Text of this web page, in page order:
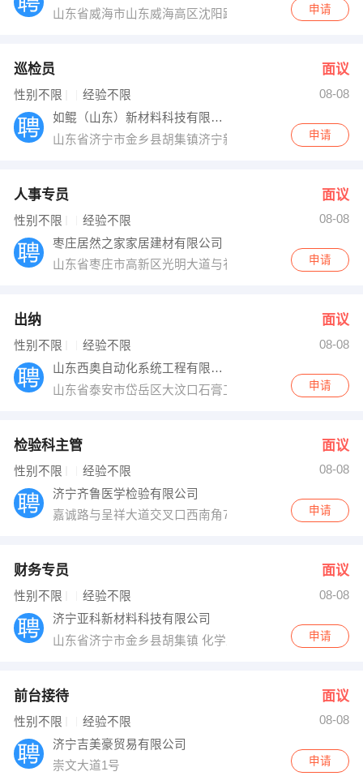
山东省威海市山东威海高区沈阳路108＃创业大厦1102室
申请
巡检员 面议
性别不限 经验不限
08-08
如鲲（山东）新材料科技有限公司
山东省济宁市金乡县胡集镇济宁新材料产业园
申请
人事专员 面议
性别不限 经验不限
08-08
枣庄居然之家家居建材有限公司
山东省枣庄市高新区光明大道与祁连山路交界处申请
出纳 面议
性别不限 经验不限
08-08
山东西奥自动化系统工程有限公司
山东省泰安市岱岳区大汶口石膏工业园南留大街申请
检验科主管 面议
性别不限 经验不限
08-08
济宁齐鲁医学检验有限公司
嘉诚路与呈祥大道交叉口西南角7号楼101室
申请
财务专员 面议
性别不限 经验不限
08-08
济宁亚科新材料科技有限公司
山东省济宁市金乡县胡集镇 化学工业经济技术开发区
申请
前台接待 面议
性别不限 经验不限
08-08
济宁吉美豪贸易有限公司
崇文大道1号
申请